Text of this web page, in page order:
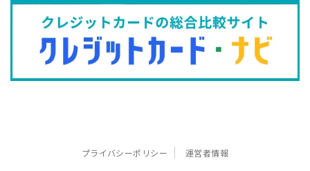
プライバシーポリシー 運営者情報